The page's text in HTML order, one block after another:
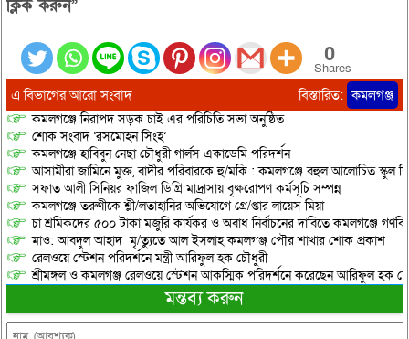
ক্লিক করুন”
0
Shares
এ বিভাগের আরো সংবাদ বিস্তারিত: কমলগঞ্জ
কমলগঞ্জে নিরাপদ সড়ক চাই এর পরিচিতি সভা অনুষ্ঠিত
শোক সংবাদ ‘রসমোহন সিংহ’
কমলগঞ্জে হাবিবুন নেছা চৌধুরী গার্লস একাডেমি পরিদর্শন
আসামীরা জামিনে মুক্ত, বাদীর পরিবারকে হু/মকি : কমলগঞ্জে বহুল আলোচিত স্কুল
সফাত আলী সিনিয়র ফাজিল ডিগ্রি মাদ্রাসায় বৃক্ষরোপণ কর্মসূচি সম্পন্ন
কমলগঞ্জে তরুণীকে শ্লী/লতাহানির অভিযোগে গ্রে/প্তার লায়েস মিয়া
চা শ্রমিকদের ৫০০ টাকা মজুরি কার্যকর ও অবাধ নির্বাচনের দাবিতে কমলগঞ্জে
মাও: আবদুল আহাদ মৃ/ত্যুতে আল ইসলাহ কমলগঞ্জ পৌর শাখার শোক প্রকাশ
রেলওয়ে স্টেশন পরিদর্শনে মন্ত্রী আরিফুল হক চৌধুরী
শ্রীমঙ্গল ও কমলগঞ্জ রেলওয়ে স্টেশন আকস্মিক পরিদর্শনে করেছেন আরিফুল হক
মন্তব্য করুন